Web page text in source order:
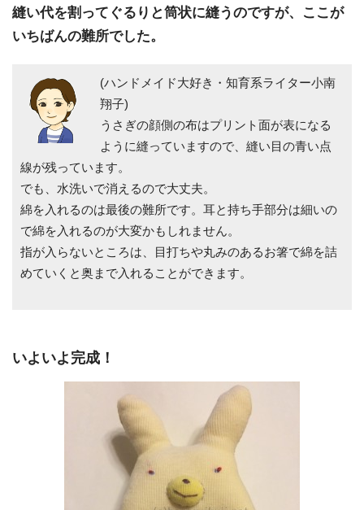
縫い代を割ってぐるりと筒状に縫うのですが、ここが
いちばんの難所でした。
(ハンドメイド大好き・知育系ライター小南
翔子)
うさぎの顔側の布はプリント面が表になる
ように縫っていますので、縫い目の青い点
線が残っています。
でも、水洗いで消えるので大丈夫。
綿を入れるのは最後の難所です。耳と持ち手部分は細いの
で綿を入れるのが大変かもしれません。
指が入らないところは、目打ちや丸みのあるお箸で綿を詰
めていくと奥まで入れることができます。
いよいよ完成！